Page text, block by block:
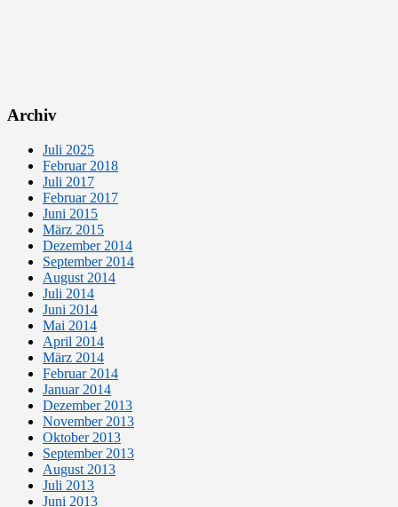
Archiv
Juli 2025
Februar 2018
Juli 2017
Februar 2017
Juni 2015
März 2015
Dezember 2014
September 2014
August 2014
Juli 2014
Juni 2014
Mai 2014
April 2014
März 2014
Februar 2014
Januar 2014
Dezember 2013
November 2013
Oktober 2013
September 2013
August 2013
Juli 2013
Juni 2013